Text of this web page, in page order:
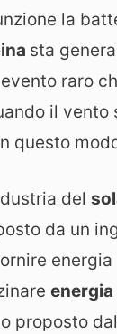
la
sta
raro
il
questo
del
da un
proposto